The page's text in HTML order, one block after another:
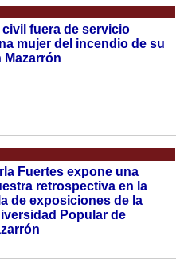
fuera de servicio
mujer del incendio de su
Mazarrón
Fuertes expone una
retrospectiva en la
de exposiciones de la
Popular de